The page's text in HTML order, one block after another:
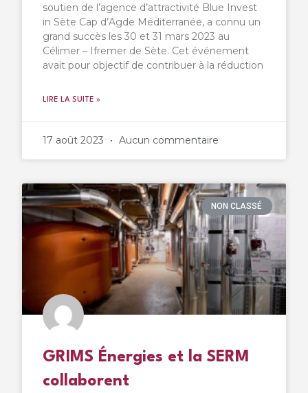
soutien de l’agence d’attractivité Blue Invest
in Sète Cap d’Agde Méditerranée, a connu un
grand succès les 30 et 31 mars 2023 au
Célimer – Ifremer de Sète. Cet événement
avait pour objectif de contribuer à la réduction
LIRE LA SUITE »
17 août 2023 Aucun commentaire
NON CLASSÉ
GRIMS Énergies et la SERM
collaborent